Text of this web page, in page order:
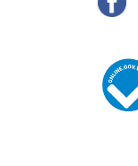
như một mắt
trước sinh hoặc
chỉnh sửa dòng
và sử dụng